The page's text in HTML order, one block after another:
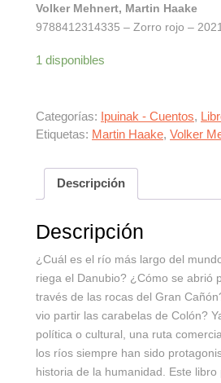
Volker Mehnert, Martin Haake
9788412314335 – Zorro rojo –
1 disponibles
Categorías: Ipuinak - Cuentos,
Etiquetas: Martin Haake, Volker
Descripción
Descripción
¿Cuál es el río más largo del
riega el Danubio? ¿Cómo se abrió
través de las rocas del Gran
vio partir las carabelas de Colón?
política o cultural, una ruta
los ríos siempre han sido
historia de la humanidad. Este